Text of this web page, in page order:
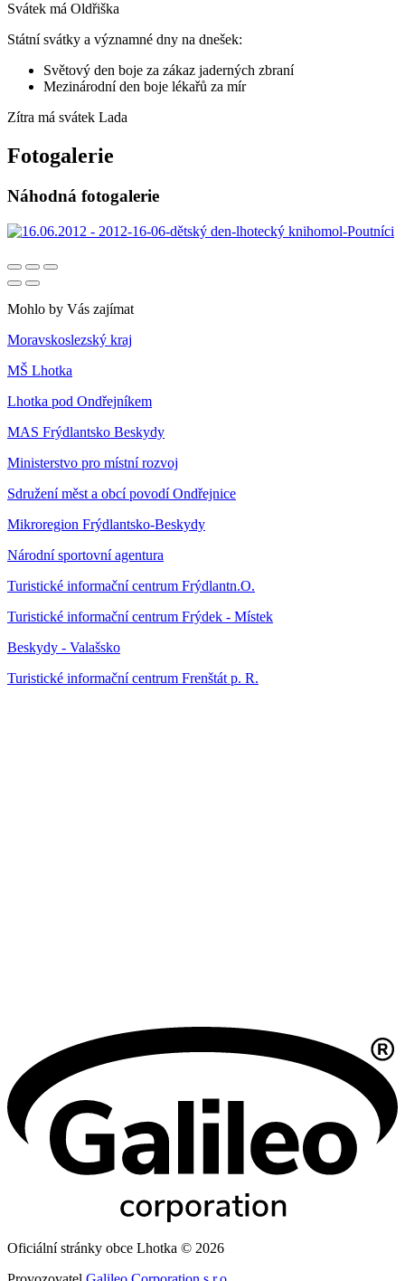
Svátek má Oldřiška
Státní svátky a významné dny na dnešek:
Světový den boje za zákaz jaderných zbraní
Mezinárodní den boje lékařů za mír
Zítra má svátek Lada
Fotogalerie
Náhodná fotogalerie
Mohlo by Vás zajímat
Moravskoslezský kraj
MŠ Lhotka
Lhotka pod Ondřejníkem
MAS Frýdlantsko Beskydy
Ministerstvo pro místní rozvoj
Sdružení měst a obcí povodí Ondřejnice
Mikroregion Frýdlantsko-Beskydy
Národní sportovní agentura
Turistické informační centrum Frýdlantn.O.
Turistické informační centrum Frýdek - Místek
Beskydy - Valašsko
Turistické informační centrum Frenštát p. R.
Oficiální stránky obce Lhotka © 2026